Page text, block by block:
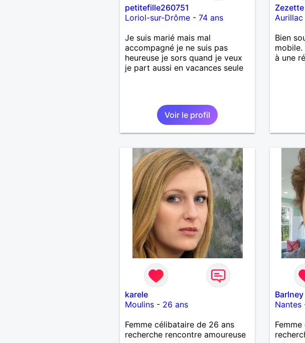
petitefille260751
Loriol-sur-Drôme- 74 ans
Je suis marié mais mal
accompagné je ne suis pas
heureuse je sors quand je veux
je part aussi en vacances seule
Voir le profil
Zezette
Aurillac
Bien
mobile.
à une
karele
Moulins- 26 ans
Femme célibataire de 26 ans
recherche rencontre amoureuse
Barlney
Nantes